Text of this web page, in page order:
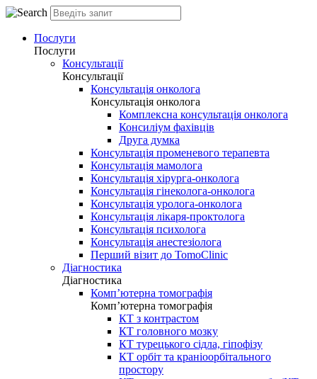
Послуги
Послуги
Консультації
Консультації
Консультація онколога
Консультація онколога
Комплексна консультація онколога
Консиліум фахівців
Друга думка
Консультація променевого терапевта
Консультація мамолога
Консультація хірурга-онколога
Консультація гінеколога-онколога
Консультація уролога-онколога
Консультація лікаря-проктолога
Консультація психолога
Консультація анестезіолога
Перший візит до TomoClinic
Діагностика
Діагностика
Комп’ютерна томографія
Комп’ютерна томографія
КТ з контрастом
КТ головного мозку
КТ турецького сідла, гіпофізу
КТ орбіт та краніоорбітального
простору